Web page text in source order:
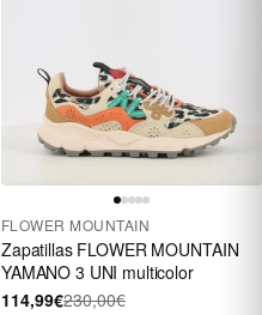
FLOWER MOUNTAIN
Zapatillas FLOWER MOUNTAIN
YAMANO 3 UNI multicolor
114,99€230,00€